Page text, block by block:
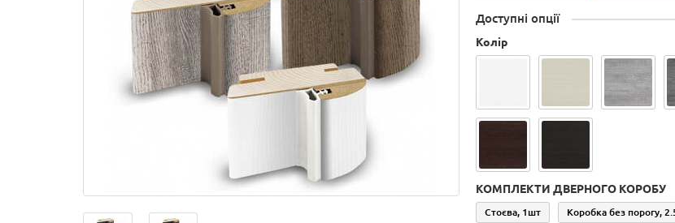
Доступні опції
Колір
КОМПЛЕКТИ ДВЕРНОГО КОРОБУ
Стоєва, 1шт Коробка без порогу,